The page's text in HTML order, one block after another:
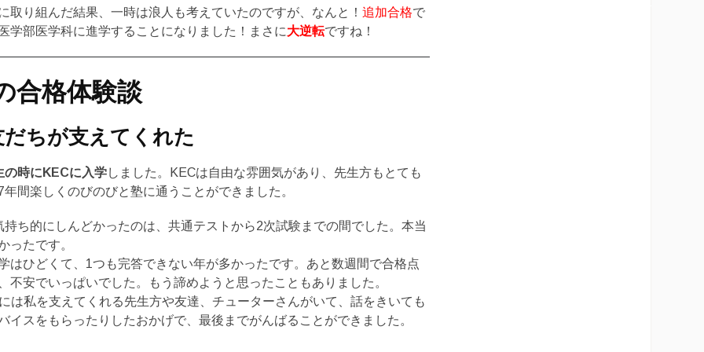
取り組んだ結果、一時は浪人も考えていたのですが、なんと！追加合格で
学部医学科に進学することになりました！まさに大逆転ですね！
合格体験談
ちが支えてくれた
の時にKECに入学しました。KECは自由な雰囲気があり、先生方もとても
間楽しくのびのびと塾に通うことができました。
持ち的にしんどかったのは、共通テストから2次試験までの間でした。本当
ったです。
はひどくて、1つも完答できない年が多かったです。あと数週間で合格点
不安でいっぱいでした。もう諦めようと思ったこともありました。
は私を支えてくれる先生方や友達、チューターさんがいて、話をきいても
イスをもらったりしたおかげで、最後までがんばることができました。